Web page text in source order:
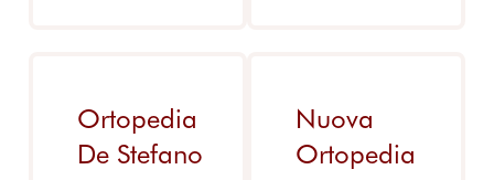
Ortopedia
De Stefano
Nuova
Ortopedia